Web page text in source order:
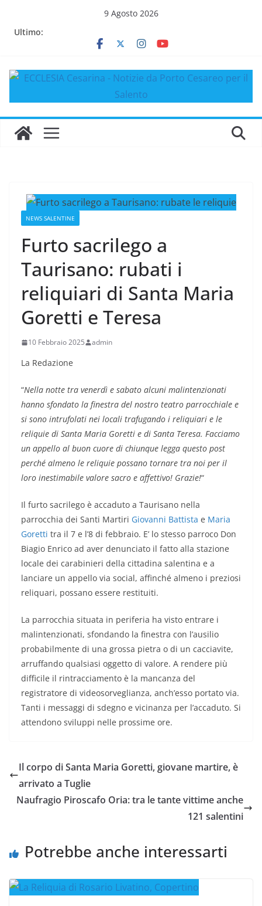
9 Agosto 2026
Ultimo:
NEWS SALENTINE
Furto sacrilego a
Taurisano: rubati i
reliquiari di Santa Maria
Goretti e Teresa
10 Febbraio 2025 admin
La Redazione
“Nella notte tra venerdì e sabato alcuni malintenzionati
hanno sfondato la finestra del nostro teatro parrocchiale e
si sono intrufolati nei locali trafugando i reliquiari e le
reliquie di Santa Maria Goretti e di Santa Teresa. Facciamo
un appello al buon cuore di chiunque legga questo post
perché almeno le reliquie possano tornare tra noi per il
loro inestimabile valore sacro e affettivo! Grazie!“
Il furto sacrilego è accaduto a Taurisano nella
parrocchia dei Santi Martiri Giovanni Battista e Maria
Goretti tra il 7 e l’8 di febbraio. E’ lo stesso parroco Don
Biagio Enrico ad aver denunciato il fatto alla stazione
locale dei carabinieri della cittadina salentina e a
lanciare un appello via social, affinché almeno i preziosi
reliquari, possano essere restituiti.
La parrocchia situata in periferia ha visto entrare i
malintenzionati, sfondando la finestra con l’ausilio
probabilmente di una grossa pietra o di un cacciavite,
arruffando qualsiasi oggetto di valore. A rendere più
difficile il rintracciamento è la mancanza del
registratore di videosorveglianza, anch’esso portato via.
Tanti i messaggi di sdegno e vicinanza per l’accaduto. Si
attendono sviluppi nelle prossime ore.
Il corpo di Santa Maria Goretti, giovane martire, è
arrivato a Tuglie
Naufragio Piroscafo Oria: tra le tante vittime anche
121 salentini
Potrebbe anche interessarti